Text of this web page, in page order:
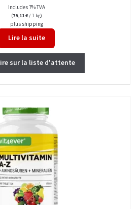
Includes 7% TVA
(79,11€/ 1 kg)
plus shipping
Lire la suite
sur la liste d'attente